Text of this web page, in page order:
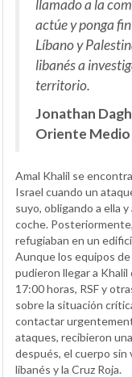
llamado a la
actúe y ponga
Líbano y
libanés a
territorio.
Jonathan
Oriente Medio
Amal Khalil se
Israel cuando un
suyo, obligando a ella
coche.
refugiaban en un
Aunque los equipos
pudieron llegar a Khalil
17:00 horas, RSF y
sobre la situación
contactar
ataques, recibieron
después, el cuerpo sin
libanés y la Cruz Roja.